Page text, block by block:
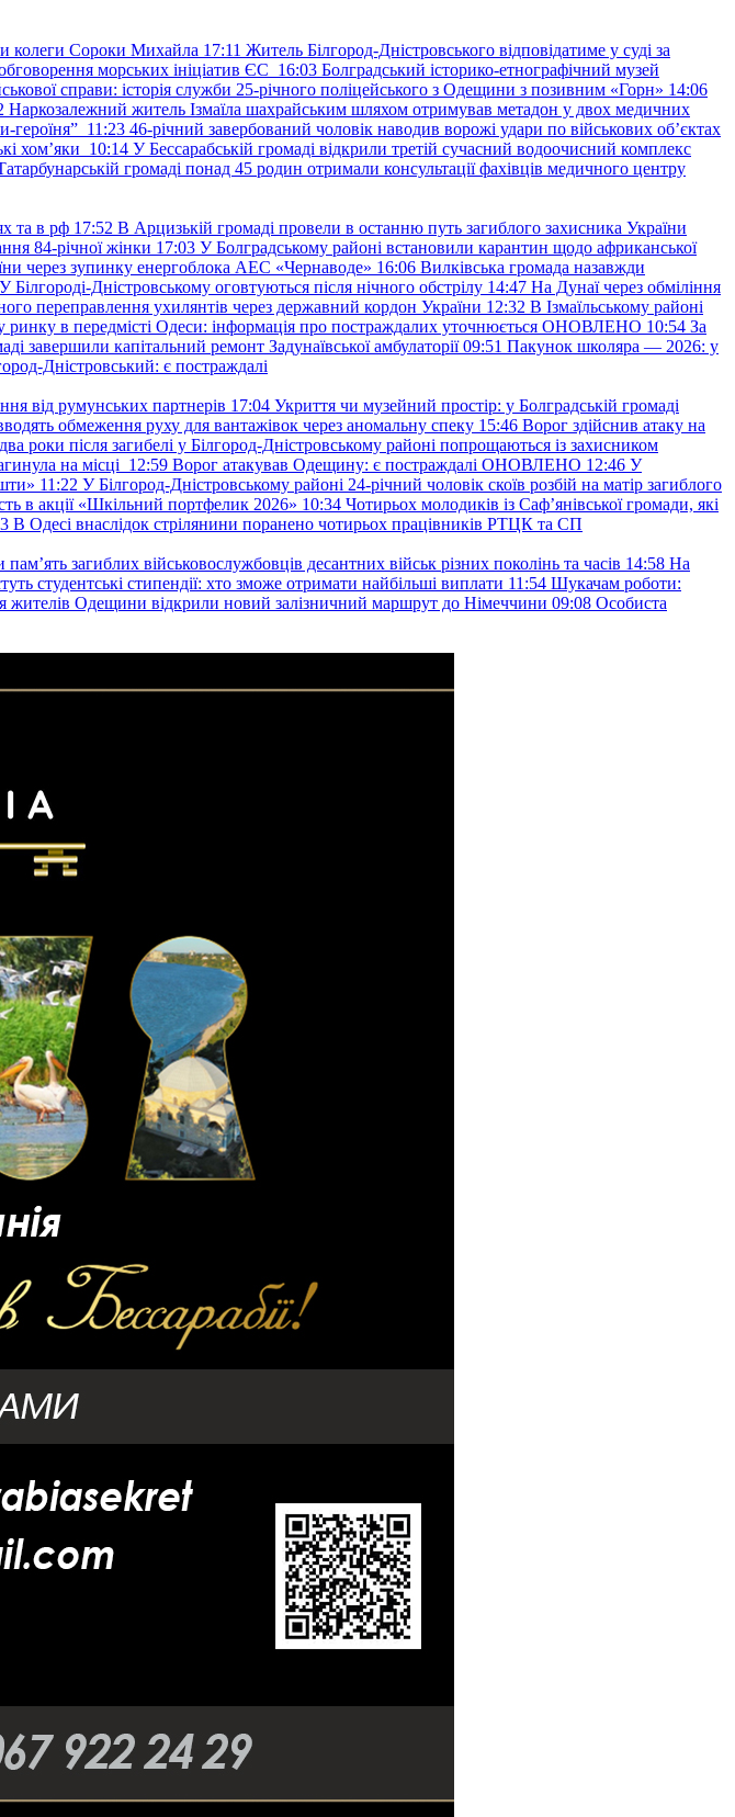
колеги Сороки Михайла 17:11 Житель Білгород-Дністровського відповідатиме у суді за
морських ініціатив ЄС 16:03 Болградський історико-етнографічний музей
справи: історія служби 25-річного поліцейського з Одещини з позивним «Горн» 14:06
Наркозалежний житель Ізмаїла шахрайським шляхом отримував метадон у двох медичних
героїня” 11:23 46-річний завербований чоловік наводив ворожі удари по військових обʼєктах
хом’яки 10:14 У Бессарабській громаді відкрили третій сучасний водоочисний комплекс
громаді понад 45 родин отримали консультації фахівців медичного центру
та в рф 17:52 В Арцизькій громаді провели в останню путь загиблого захисника України
84-річної жінки 17:03 У Болградському районі встановили карантин щодо африканської
через зупинку енергоблока АЕС «Чернаводе» 16:06 Вилківська громада назавжди
У Білгороді-Дністровському оговтуються після нічного обстрілу 14:47 На Дунаї через обміління
переправлення ухилянтів через державний кордон України 12:32 В Ізмаїльському районі
ринку в передмісті Одеси: інформація про постраждалих уточнюється ОНОВЛЕНО 10:54 За
завершили капітальний ремонт Задунаївської амбулаторії 09:51 Пакунок школяра — 2026: у
Дністровський: є постраждалі
від румунських партнерів 17:04 Укриття чи музейний простір: у Болградській громаді
обмеження руху для вантажівок через аномальну спеку 15:46 Ворог здійснив атаку на
роки після загибелі у Білгород-Дністровському районі попрощаються із захисником
на місці 12:59 Ворог атакував Одещину: є постраждалі ОНОВЛЕНО 12:46 У
11:22 У Білгород-Дністровському районі 24-річний чоловік скоїв розбій на матір загиблого
в акції «Шкільний портфелик 2026» 10:34 Чотирьох молодиків із Саф’янівської громади, які
В Одесі внаслідок стрілянини поранено чотирьох працівників РТЦК та СП
загиблих військовослужбовців десантних військ різних поколінь та часів 14:58 На
студентські стипендії: хто зможе отримати найбільші виплати 11:54 Шукачам роботи:
жителів Одещини відкрили новий залізничний маршрут до Німеччини 09:08 Особиста